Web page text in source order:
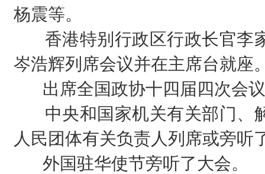
杨震等。
香港特别行政区行政长官李
岑浩辉列席会议并在主席台就座
出席全国政协十四届四次会议
中央和国家机关有关部门、
人民团体有关负责人列席或旁听
外国驻华使节旁听了大会。